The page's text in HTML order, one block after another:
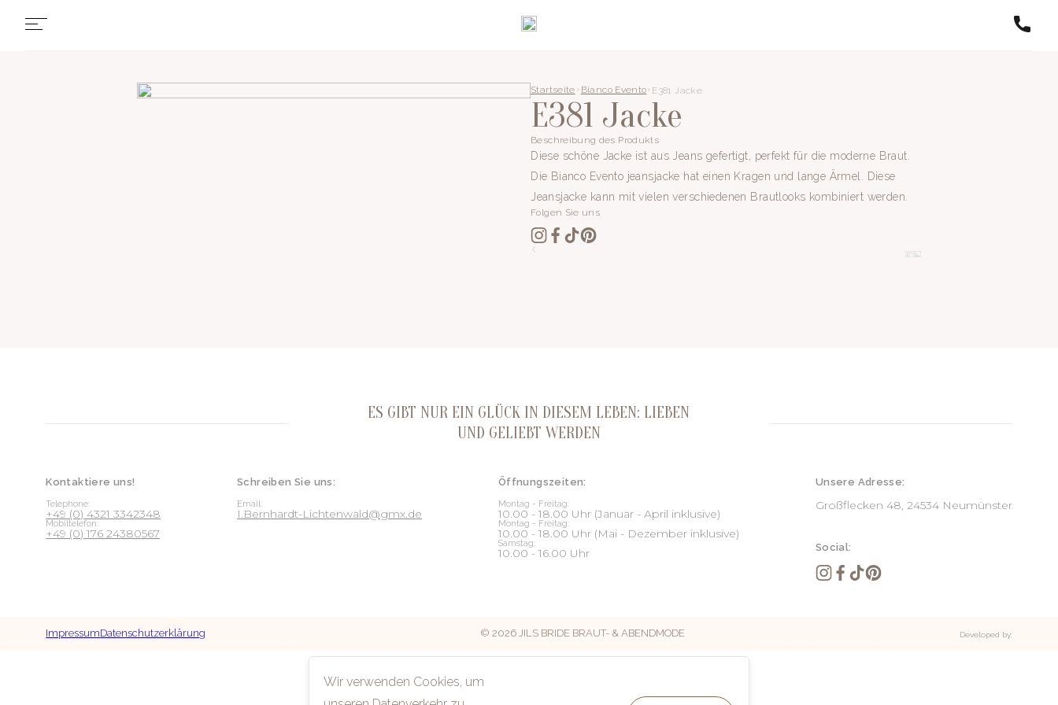
Startseite Bianco Evento E381 Jacke
E381 Jacke
Beschreibung des Produkts
Diese schöne Jacke ist aus Jeans gefertigt, perfekt für die moderne Braut.
Die Bianco Evento jeansjacke hat einen Kragen und lange Ärmel. Diese
Jeansjacke kann mit vielen verschiedenen Brautlooks kombiniert werden.
Folgen Sie uns
ES GIBT NUR EIN GLÜCK IN DIESEM LEBEN: LIEBEN
UND GELIEBT WERDEN
Kontaktiere uns!
Telephone:
+49 (0) 4321 3342348
Mobiltelefon:
+49 (0) 176 24380567
Schreiben Sie uns:
Email:
I.Bernhardt-Lichtenwald@gmx.de
Öffnungszeiten:
Montag - Freitag:
10.00 - 18.00 Uhr (Januar - April inklusive)
Montag - Freitag:
10.00 - 18.00 Uhr (Mai - Dezember inklusive)
Samstag:
10.00 - 16.00 Uhr
Unsere Adresse:
Großflecken 48, 24534 Neumünster
Social:
ImpressumDatenschutzerklärung © 2026 JILS BRIDE BRAUT- & ABENDMODE Developed by:
Wir verwenden Cookies, um